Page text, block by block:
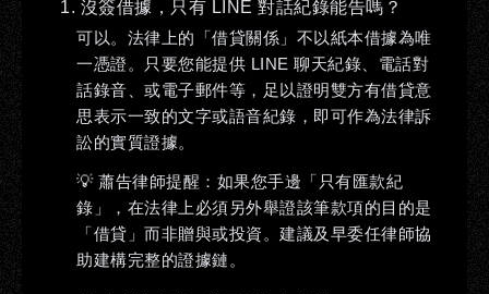
1. 沒簽借據，只有 LINE 對話紀錄能告嗎？
可以。 法律上的「借貸關係」不以紙本借據為唯
一憑證。只要您能提供 LINE 聊天紀錄、電話對
話錄音、或電子郵件等，足以證明雙方有借貸意
思表示一致的文字或語音紀錄，即可作為法律訴
訟的實質證據。
💡 蕭告律師提醒： 如果您手邊「只有匯款紀
錄」，在法律上必須另外舉證該筆款項的目的是
「借貸」而非贈與或投資。建議及早委任律師協
助建構完整的證據鏈。